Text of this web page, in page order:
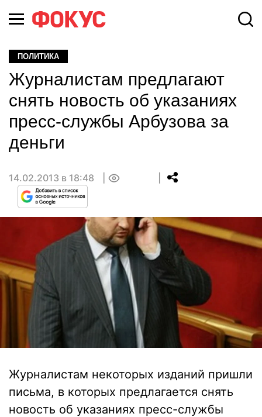
ПОЛИТИКА
Журналистам предлагают
снять новость об указаниях
пресс-службы Арбузова за
деньги
14.02.2013 в 18:48
Журналистам некоторых изданий пришли
письма, в которых предлагается снять
новость об указаниях пресс-службы